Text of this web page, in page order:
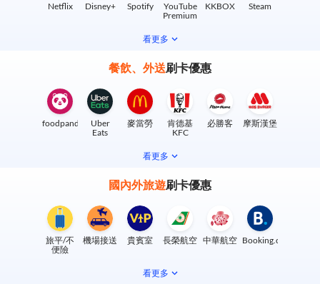
Netflix Disney+ Spotify
YouTube
Premium
KKBOX Steam
看更多
餐飲、外送刷卡優惠
foodpanda
Uber
Eats
麥當勞
肯德基
KFC
必勝客 摩斯漢堡
看更多
國內外旅遊刷卡優惠
旅平/不
便險
機場接送 貴賓室 長榮航空 中華航空 Booking.com
看更多